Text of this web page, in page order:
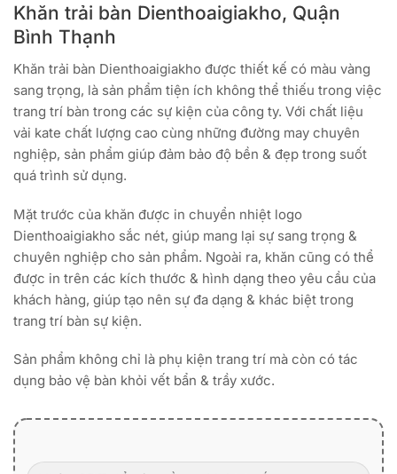
Khăn trải bàn Dienthoaigiakho, Quận
Bình Thạnh
Khăn trải bàn Dienthoaigiakho được thiết kế có màu vàng
sang trọng, là sản phẩm tiện ích không thể thiếu trong việc
trang trí bàn trong các sự kiện của công ty. Với chất liệu
vải kate chất lượng cao cùng những đường may chuyên
nghiệp, sản phẩm giúp đảm bảo độ bền & đẹp trong suốt
quá trình sử dụng.
Mặt trước của khăn được in chuyển nhiệt logo
Dienthoaigiakho sắc nét, giúp mang lại sự sang trọng &
chuyên nghiệp cho sản phẩm. Ngoài ra, khăn cũng có thể
được in trên các kích thước & hình dạng theo yêu cầu của
khách hàng, giúp tạo nên sự đa dạng & khác biệt trong
trang trí bàn sự kiện.
Sản phẩm không chỉ là phụ kiện trang trí mà còn có tác
dụng bảo vệ bàn khỏi vết bẩn & trầy xước.